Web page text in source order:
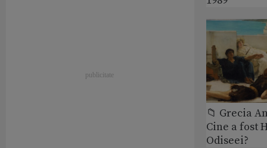
📁 Grecia
Cine a fost
Odiseei?